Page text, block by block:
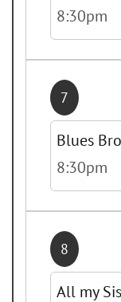
8:30pm
7
Blues
8:30pm
8
All my